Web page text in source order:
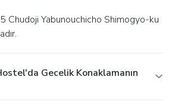
Gecelik Konaklamanın